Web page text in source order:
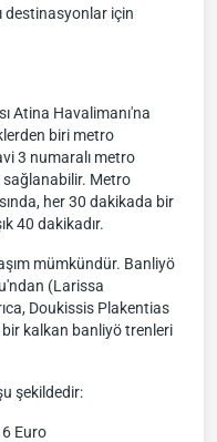
destinasyonlar için
Atina Havalimanı'na
biri metro
3 numaralı metro
sağlanabilir. Metro
her 30 dakikada bir
40 dakikadır.
mümkündür. Banliyö
(Larissa
Doukissis Plakentias
kalkan banliyö trenleri
şekildedir:
Euro